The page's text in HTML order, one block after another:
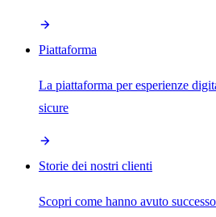
Piattaforma
La piattaforma per esperienze
sicure
Storie dei nostri clienti
Scopri come hanno avuto